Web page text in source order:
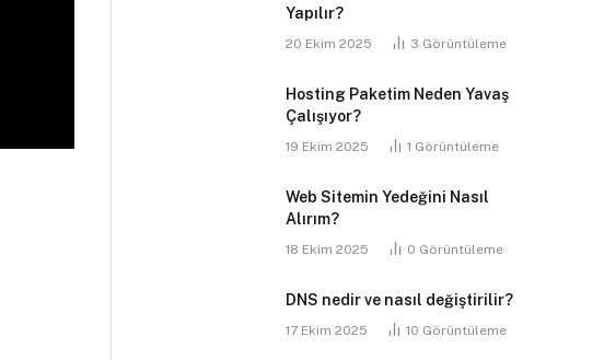
Yapılır?
20 Ekim 2025 3 Görüntüleme
Hosting Paketim Neden Yavaş
Çalışıyor?
19 Ekim 2025 1 Görüntüleme
Web Sitemin Yedeğini Nasıl
Alırım?
18 Ekim 2025 0 Görüntüleme
DNS nedir ve nasıl değiştirilir?
17 Ekim 2025 10 Görüntüleme